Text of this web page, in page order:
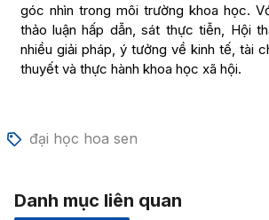
góc nhìn trong môi trường khoa học.
thảo luận hấp dẫn, sát thực tiễn, Hội
nhiều giải pháp, ý tưởng về kinh tế, tài
thuyết và thực hành khoa học xã hội.
đại học hoa sen
Danh mục liên quan